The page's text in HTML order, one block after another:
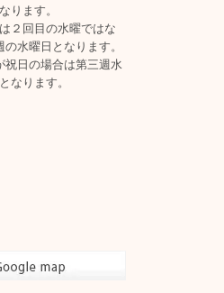
ります。
２回目の水曜ではな
の水曜日となります。
祝日の場合は第三週水
なります。